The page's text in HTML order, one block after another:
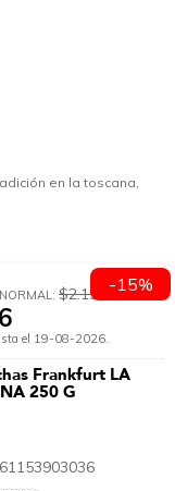
en la toscana,
$2.19
el 19-08-2026.
Frankfurt LA
250 G
-15%